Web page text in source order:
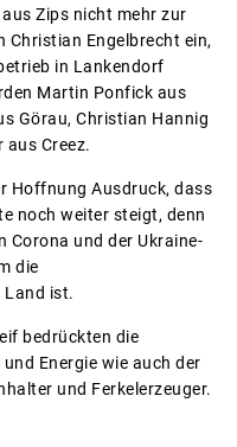
Zips nicht mehr zur
Christian Engelbrecht ein,
in Lankendorf
Martin Ponfick aus
Görau, Christian Hannig
aus Creez.
Hoffnung Ausdruck, dass
noch weiter steigt, denn
Corona und der Ukraine-
die
Land ist.
bedrückten die
Energie wie auch der
und Ferkelerzeuger.